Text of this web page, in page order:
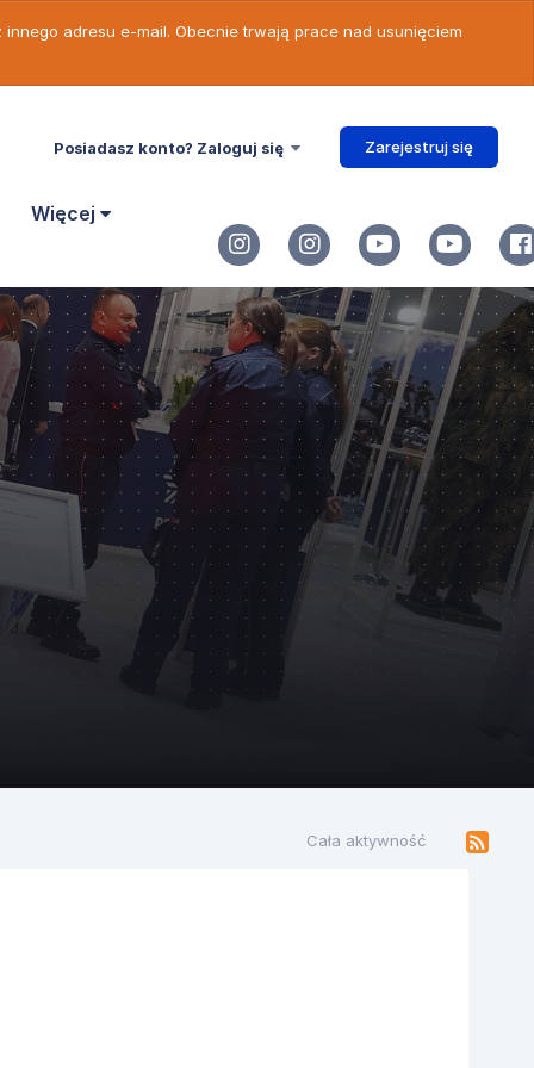
innego adresu e-mail. Obecnie trwają prace nad usunięciem
Posiadasz konto? Zaloguj się Zarejestruj się
Więcej
się
w
w których
jednym z
N ver
na
Cała aktywność